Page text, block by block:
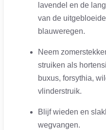
lavendel en de
van de uitgebloeide
blauweregen.
Neem
struiken als
buxus, forsythia,
vlinderstruik.
Blijf wieden en
wegvangen.